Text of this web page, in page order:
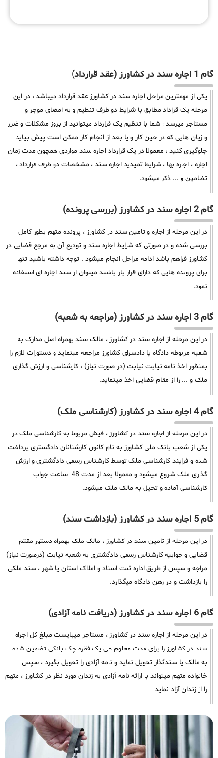
گام 1 اجاره سند در کشاورز (عقد قرارداد)
یکی از مهمترین مراحل اجاره سند در کشاورز عقد قرارداد میباشد ، در این
مرحله یک قراداد مطابق با شرایط دو طرف تنظیم و به امضای موجر و
مستاجر میرسد ، شما با تنظیم یک قرارداد میتوانید از بروز مشکلات و ضرر
و زیان هایی که در حین کار و یا بعد از انجام کار ممکن است پیش بیاید
جلوگیری کنید ، معمولا در یک قرارداد اجاره سند مواردی همچون مدت زمان
اجاره ، اجاره بها ، شرایط تمیدید اجاره سند ، مشخصات دو طرف قرارداد ،
تضامین و ... ذکر میشود.
گام 2 اجاره سند در کشاورز (بررسی پرونده)
در این مرحله از اجاره و تامین سند در کشاورز ، پرونده متهم بطور کامل
بررسی شده و در صورتی که شرایط اجاره سند و تودیع آن به مرجع قضایی در
کشاورز فراهم باشد ادامه مراحل انجام میشود . توجه داشته باشید تنها
برای پرونده هایی که دارای قرار باز باشند میتوان از سند اجاره ای استفاده
نمود.
گام 3 اجاره سند در کشاورز (مراجعه به شعبه)
در این مرحله از اجاره سند در کشاورز ، مالک سند بهمراه اصل مدارک به
شعبه مربوطه دادگاه یا دادسرای کشاورز مراجعه مینماید و دستورات لازم را
بمنظور اخذ نامه نیابت نیابت (در صورت نیاز) ، کارشناسی و ارزش گذاری
ملک و ... را از مقام قضایی اخذ مینماید.
گام 4 اجاره سند در کشاورز (کارشناسی ملک)
در این مرحله از اجاره سند در کشاورز ، فیش مربوط به کارشناسی ملک در
یکی از شعب بانک ملی کشاورز به نام کانون کارشنانان دادگستری پرداخت
شده و فرایند کارشناسی ملک توسط کارشناس رسمی دادگشتری و ارزش
گذاری ملک شروع میشود و معمولا بعد از مدت 48 ساعت جواب
کارشناسی آماده و تحیل به مالک ملک میشود.
گام 5 اجاره سند در کشاورز (بازداشت سند)
در این مرحله از تامین سند در کشاورز ، مالک ملک بهمراه دستور مقتم
قضایی و جوابیه کارشناس رسمی دادگشتری به شعبه نیابت (درصورت نیاز)
مراجه و سپس از طریق اداره ثبت اسناد و املاک استان یا شهر ، سند ملکی
را بازداشت و در رهن دادگاه میگذارد.
گام 6 اجاره سند در کشاورز (دریافت نامه آزادی)
در این مرحله از اجاره سند در کشاورز ، مستاجر میبایست مبلغ کل اجراه
سند در کشاورز را برای مدت معلوم طی یک فقره چک بانکی تضمین شده
به مالک یا سندگذار تحویل نماید و نامه آزادی را تحویل بگیرد ، سپس
خانواده متهم میتواند با ارائه نامه آزادی به زندان مورد نظر در کشاورز ، متهم
را از زندان آزاد نماید